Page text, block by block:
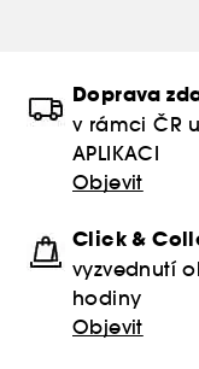
Doprava
v rámci ČR
APLIKACI
Objevit
Click &
vyzvednutí
hodiny
Objevit